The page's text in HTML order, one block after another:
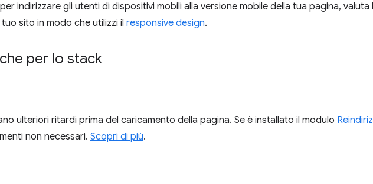
indirizzare gli utenti di dispositivi mobili alla versione mobile della tua pagina, valuta
sito in modo che utilizzi il responsive design.
per lo stack
ulteriori ritardi prima del caricamento della pagina. Se è installato il modulo
non necessari. Scopri di più.